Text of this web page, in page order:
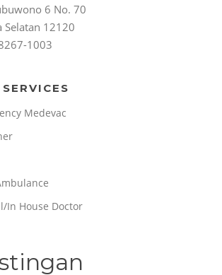
6 No. 70
Selatan 12120
1003
Medevac
In House Doctor